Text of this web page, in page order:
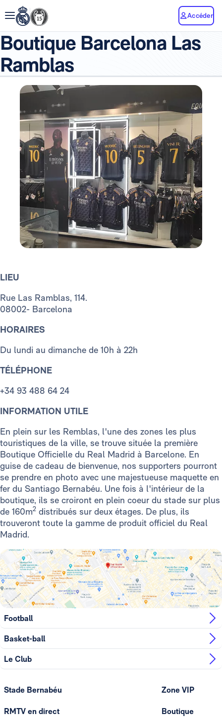
Accéder
Boutique Barcelona Las
Ramblas
LIEU
Rue Las Ramblas, 114.
08002- Barcelona
HORAIRES
Du lundi au dimanche de 10h à 22h
TÉLÉPHONE
+34 93 488 64 24
INFORMATION UTILE
En plein sur les Remblas, l'une des zones les plus
touristiques de la ville, se trouve située la première
Boutique Officielle du Real Madrid à Barcelone. En
guise de cadeau de bienvenue, nos supporters pourront
se prendre en photo avec une majestueuse maquette en
fer du Santiago Bernabéu. Une fois à l'intérieur de la
boutique, ils se croiront en plein coeur du stade sur plus
de 160m2 distribués sur deux étages. De plus, ils
trouveront toute la gamme de produit officiel du Real
Madrid.
Football
Basket-ball
Le Club
Stade Bernabéu
RMTV en direct
Zone VIP
Boutique